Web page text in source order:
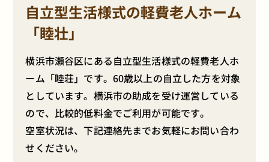
自立型生活様式の軽費老人ホーム
「睦壮」
横浜市瀬谷区にある自立型生活様式の軽費老人ホ
ーム「睦荘」です。60歳以上の自立した方を対象
としています。横浜市の助成を受け運営している
ので、比較的低料金でご利用が可能です。
空室状況は、下記連絡先までお気軽にお問い合わ
せください。